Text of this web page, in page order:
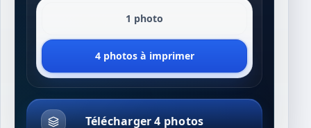
1 photo
4 photos à imprimer
Télécharger 4 photos